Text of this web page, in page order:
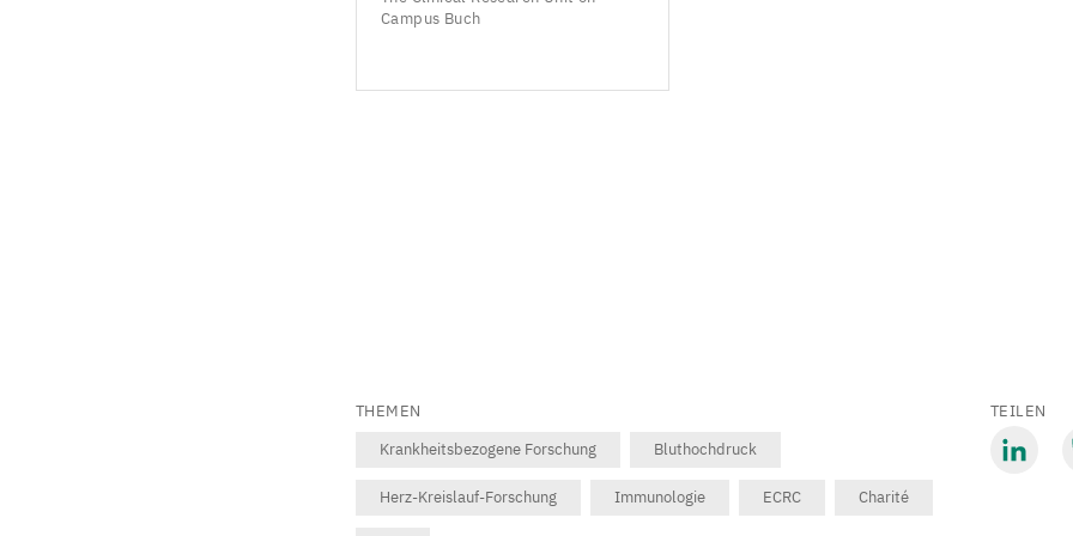
Campus Buch
THEMEN
Krankheitsbezogene Forschung
Bluthochdruck
Herz-Kreislauf-Forschung Immunologie ECRC Charité
TEILEN